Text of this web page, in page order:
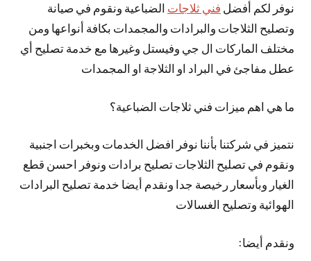
نوفر لكم أفضل فني ثلاجات الضباعية ونقوم في صيانة
وتصليح الثلاجات والبرادات والمجمدات بكافة أنواعها ومن
مختلف الماركات ال جي وفيستل وغيرها مع خدمة تصليح أي
عطل مفاجئ في البراد او الثلاجة او المجمدات
ما هي اهم ميزات فني ثلاجات الضباعية؟
نتميز في شركتنا بأننا نوفر افضل الخدمات وبخبرات اجنبية
ونقوم في تصليح الثلاجات تصليح برادات ونوفر احسن قطع
الغيار وبأسعار رخيصة جدا ونقدم أيضا خدمة تصليح البرادات
الهوائية وتصليح الغسالات
ونقدم أيضا: